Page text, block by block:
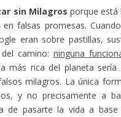
sin Milagros porque está
falsas promesas.
eran sobre pastillas,
del camino:ninguna
más rica del planeta sería
milagros. La única
y no precisamente a
de pasarte la vida a